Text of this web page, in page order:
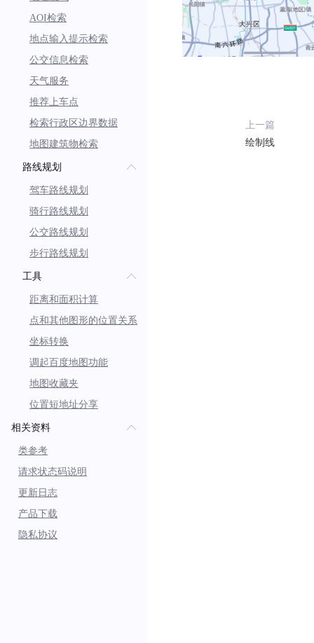
AOI检索
地点输入提示检索
公交信息检索
天气服务
推荐上车点
检索行政区边界数据
地图建筑物检索
路线规划
驾车路线规划
骑行路线规划
公交路线规划
步行路线规划
工具
距离和面积计算
点和其他图形的位置关系
坐标转换
调起百度地图功能
地图收藏夹
位置短地址分享
相关资料
类参考
请求状态码说明
更新日志
产品下载
隐私协议
上一篇
绘制线